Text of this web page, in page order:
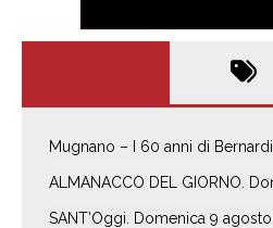
Mugnano – I 60 anni di
ALMANACCO DEL GIORNO.
SANT’Oggi. Domenica 9